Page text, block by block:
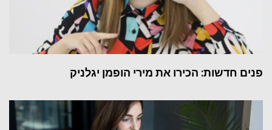
פנים חדשות: הכירו את מירי הופמן יגלניק